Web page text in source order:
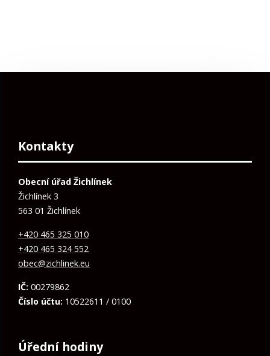
Kontakty
Obecní úřad Žichlínek
Žichlínek 3
563 01 Žichlínek
+420 465 325 010
+420 465 324 552
obec@zichlinek.eu
IČ: 00279862
Číslo účtu: 10522611 / 0100
Úřední hodiny